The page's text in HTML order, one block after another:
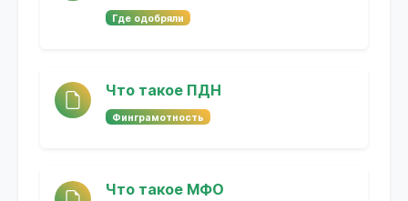
Где одобряли
Что такое ПДН
Финграмотность
Что такое МФО